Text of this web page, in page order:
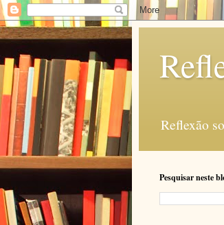
Reflexão
Pesquisar neste